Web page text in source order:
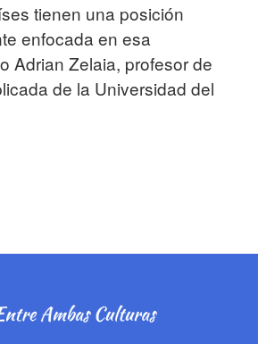
tienen una posición
enfocada en esa
Adrian Zelaia, profesor de
de la Universidad del